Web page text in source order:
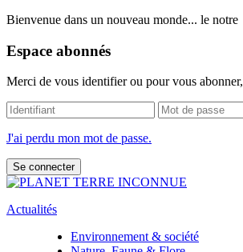
Bienvenue dans un nouveau monde... le notre
Espace abonnés
Merci de vous identifier ou pour vous abonner,
J'ai perdu mon mot de passe.
Actualités
Environnement & société